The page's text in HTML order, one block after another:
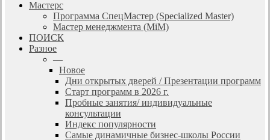
Мастерс
Программа СпецМастер (Specialized Master)
Мастер менеджмента (MiM)
ПОИСК
Разное
—
Новое
Дни открытых дверей / Презентации программ
Старт программ в 2026 г.
Пробные занятия/ индивидуальные
консультации
Индекс популярности
Самые динамичные бизнес-школы России